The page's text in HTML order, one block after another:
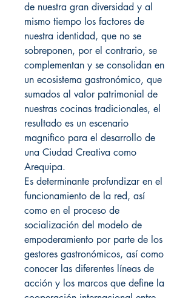
de nuestra gran diversidad y al
mismo tiempo los factores de
nuestra identidad, que no se
sobreponen, por el contrario, se
complementan y se consolidan en
un ecosistema gastronómico, que
sumados al valor patrimonial de
nuestras cocinas tradicionales, el
resultado es un escenario
magnifico para el desarrollo de
una Ciudad Creativa como
Arequipa.
Es determinante profundizar en el
funcionamiento de la red, así
como en el proceso de
socialización del modelo de
empoderamiento por parte de los
gestores gastronómicos, así como
conocer las diferentes líneas de
acción y los marcos que define la